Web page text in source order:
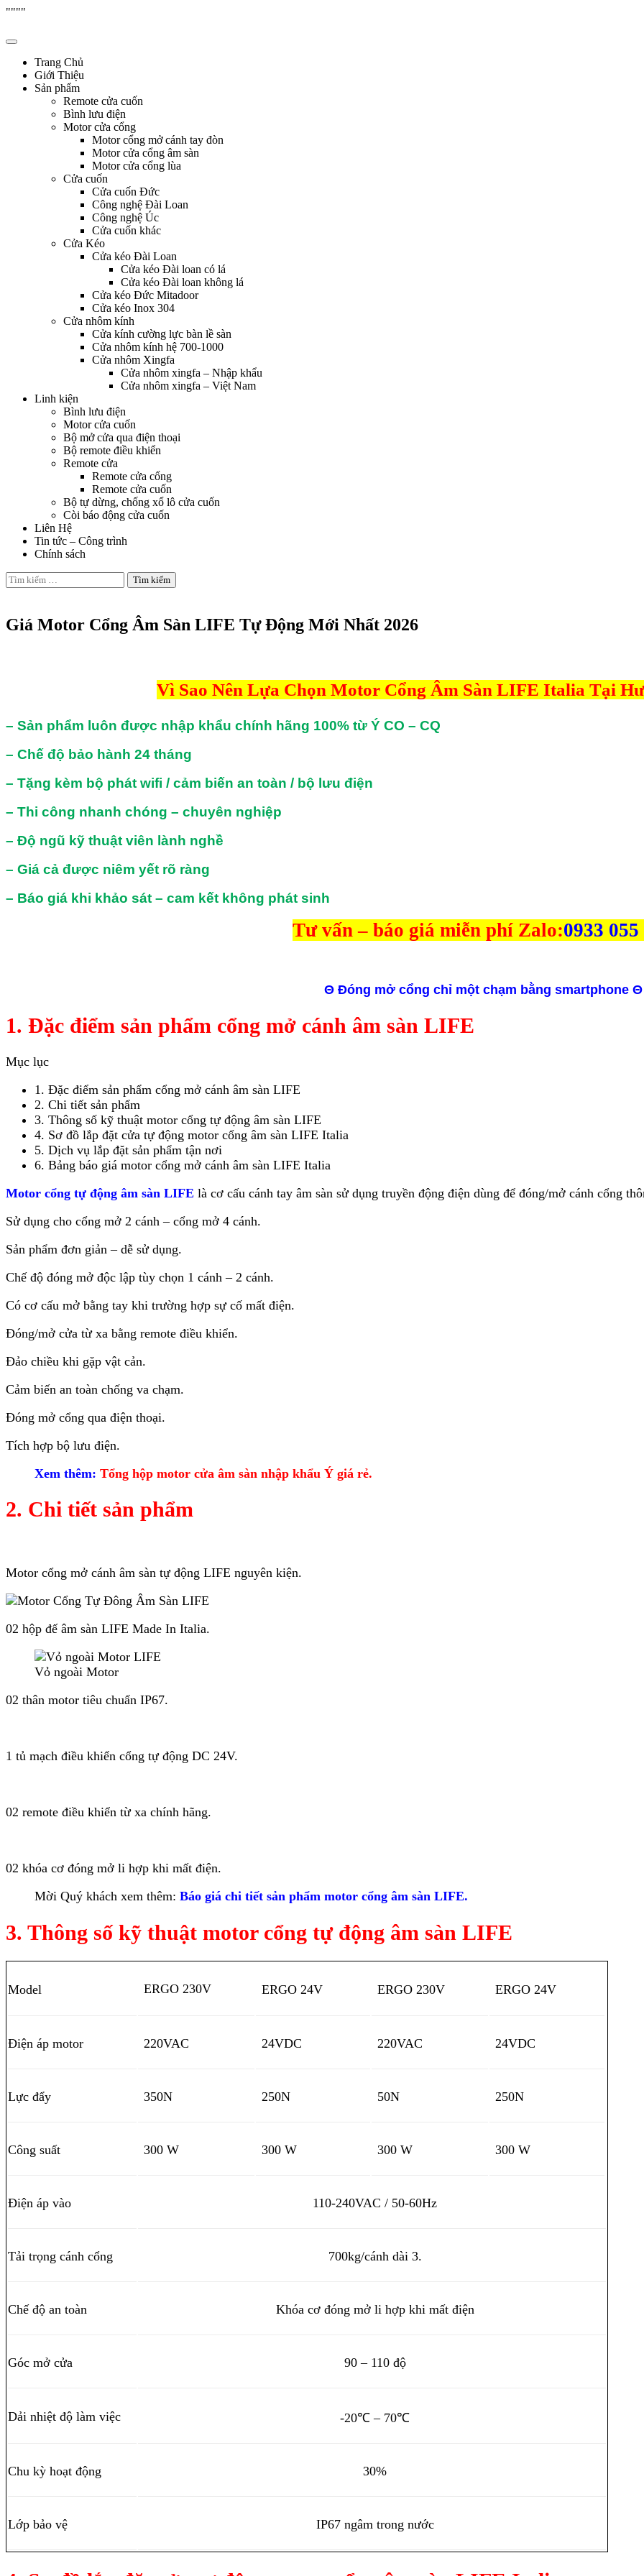
""""
to
Trang Chủ
Giới Thiệu
Sản phẩm
Remote cửa cuốn
Bình lưu điện
Motor cửa cổng
Motor cổng mở cánh tay đòn
Motor cửa cổng âm sàn
Motor cửa cổng lùa
Cửa cuốn
Cửa cuốn Đức
Công nghệ Đài Loan
Công nghệ Úc
Cửa cuốn khác
Cửa Kéo
Cửa kéo Đài Loan
Cửa kéo Đài loan có lá
Cửa kéo Đài loan không lá
Cửa kéo Đức Mitadoor
Cửa kéo Inox 304
Cửa nhôm kính
Cửa kính cường lực bàn lề sàn
Cửa nhôm kính hệ 700-1000
Cửa nhôm Xingfa
Cửa nhôm xingfa – Nhập khẩu
Cửa nhôm xingfa – Việt Nam
Linh kiện
Bình lưu điện
Motor cửa cuốn
Bộ mở cửa qua điện thoại
Bộ remote điều khiển
Remote cửa
Remote cửa cổng
Remote cửa cuốn
Bộ tự dừng, chống xổ lô cửa cuốn
Còi báo động cửa cuốn
Liên Hệ
Tin tức – Công trình
Chính sách
Tìm
kiếm
Giá Motor Cổng Âm Sàn LIFE Tự Động Mới Nhất 2026
Vì Sao Nên Lựa Chọn Motor Cổng Âm Sàn LIFE Italia Tại
– Sản phẩm luôn được nhập khẩu chính hãng 100% từ Ý CO – CQ
– Chế độ bảo hành 24 tháng
– Tặng kèm bộ phát wifi / cảm biến an toàn / bộ lưu điện
– Thi công nhanh chóng – chuyên nghiệp
– Độ ngũ kỹ thuật viên lành nghề
– Giá cả được niêm yết rõ ràng
– Báo giá khi khảo sát – cam kết không phát sinh
Tư vấn – báo giá miễn phí Zalo:0933 055
Θ Đóng mở cổng chỉ một chạm bằng smartphone Θ
1. Đặc điểm sản phẩm cổng mở cánh âm sàn LIFE
Mục lục
1. Đặc điểm sản phẩm cổng mở cánh âm sàn LIFE
2. Chi tiết sản phẩm
3. Thông số kỹ thuật motor cổng tự động âm sàn LIFE
4. Sơ đồ lắp đặt cửa tự động motor cổng âm sàn LIFE Italia
5. Dịch vụ lắp đặt sản phẩm tận nơi
6. Bảng báo giá motor cổng mở cánh âm sàn LIFE Italia
Motor cổng tự động âm sàn LIFE là cơ cấu cánh tay âm sàn sử dụng truyền động điện dùng để đóng/mở cánh cổng
Sử dụng cho cổng mở 2 cánh – cổng mở 4 cánh.
Sản phẩm đơn giản – dễ sử dụng.
Chế độ đóng mở độc lập tùy chọn 1 cánh – 2 cánh.
Có cơ cấu mở bằng tay khi trường hợp sự cố mất điện.
Đóng/mở cửa từ xa bằng remote điều khiển.
Đảo chiều khi gặp vật cản.
Cảm biến an toàn chống va chạm.
Đóng mở cổng qua điện thoại.
Tích hợp bộ lưu điện.
Xem thêm: Tổng hộp motor cửa âm sàn nhập khẩu Ý giá rẻ.
2. Chi tiết sản phẩm
Motor cổng mở cánh âm sàn tự động LIFE nguyên kiện.
02 hộp đế âm sàn LIFE Made In Italia.
Vỏ ngoài Motor
02 thân motor tiêu chuẩn IP67.
1 tủ mạch điều khiển cổng tự động DC 24V.
02 remote điều khiển từ xa chính hãng.
02 khóa cơ đóng mở li hợp khi mất điện.
Mời Quý khách xem thêm: Báo giá chi tiết sản phẩm motor cổng âm sàn LIFE.
3. Thông số kỹ thuật motor cổng tự động âm sàn LIFE
Model ERGO 230V ERGO 24V ERGO 230V ERGO 24V
Điện áp motor 220VAC 24VDC 220VAC 24VDC
Lực đẩy 350N 250N 50N 250N
Công suất 300 W 300 W 300 W 300 W
Điện áp vào 110-240VAC / 50-60Hz
Tải trọng cánh cổng 700kg/cánh dài 3.
Chế độ an toàn Khóa cơ đóng mở li hợp khi mất điện
Góc mở cửa 90 – 110 độ
Dải nhiệt độ làm việc -20℃ – 70℃
Chu kỳ hoạt động 30%
Lớp bảo vệ IP67 ngâm trong nước